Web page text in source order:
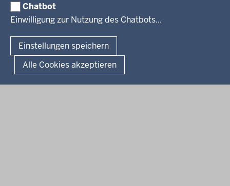
Chatbot
Einwilligung zur Nutzung des Chatbots...
Einstellungen speichern
Alle Cookies akzeptieren
Verfahrensübersichten
Überwachung umweltrelevanter Anlagen
© 2026 Bezirksregierung Köln
Organisationsplan
Lizenzbedingungen Geobasis NRW
Dokumente und Ressourcen
Kontakt